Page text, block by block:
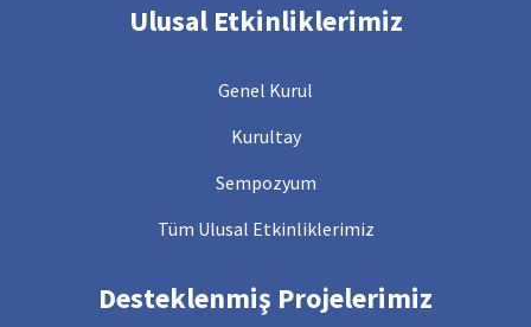
Ulusal Etkinliklerimiz
Genel Kurul
Kurultay
Sempozyum
Tüm Ulusal Etkinliklerimiz
Desteklenmiş Projelerimiz